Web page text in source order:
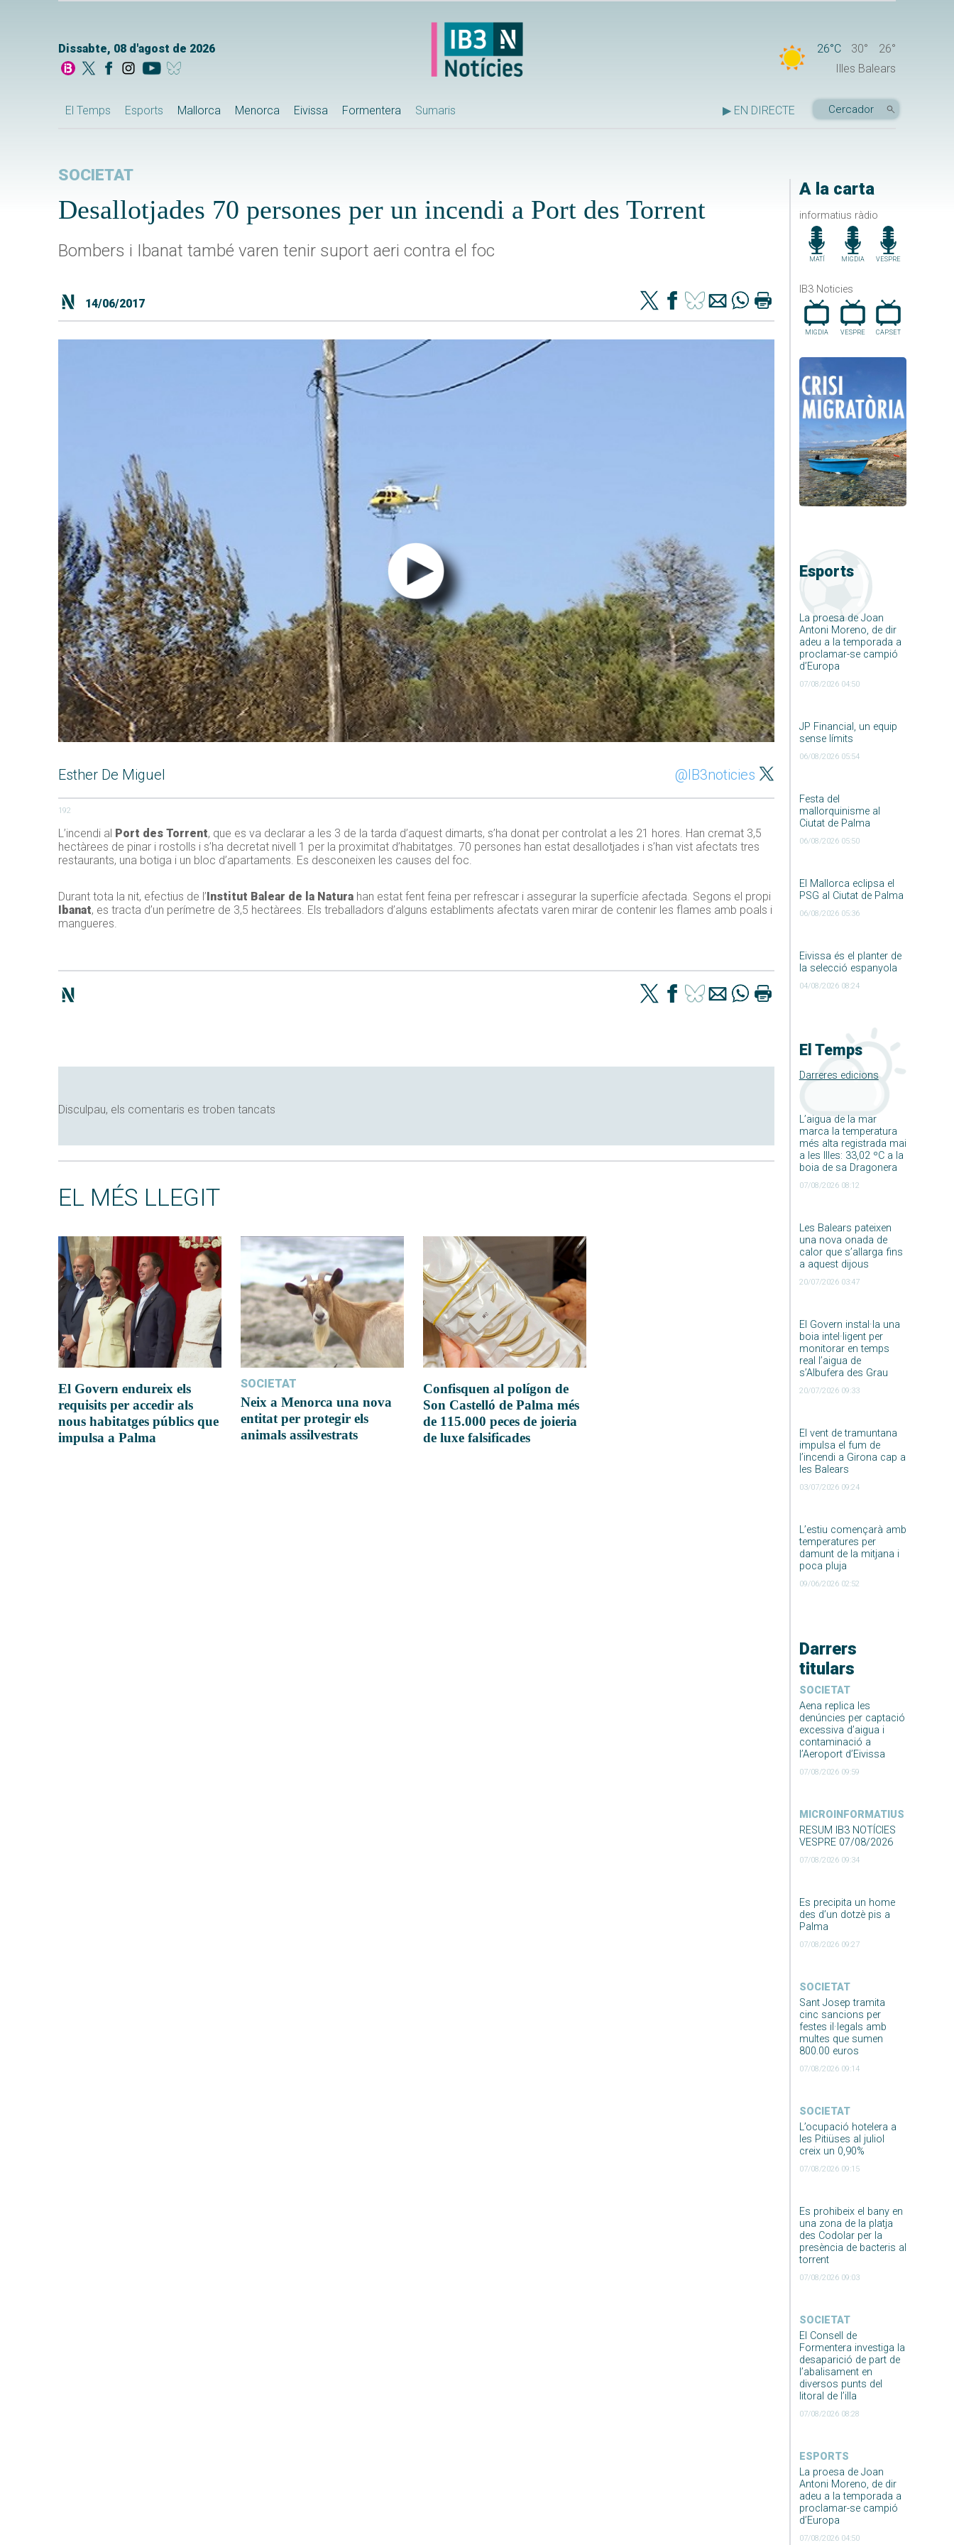
Dissabte, 08 d'agost de 2026 26°C 30°
26°
Illes Balears
El Temps Esports Mallorca Menorca Eivissa Formentera Sumaris ▶ EN DIRECTE
A la carta
informatius ràdio
MATÍ MIGDIA VESPRE
IB3 Noticies
MIGDIA VESPRE CAP.SET
Esports
La proesa de Joan
Antoni Moreno, de dir
adeu a la temporada a
proclamar-se campió
d’Europa
07/08/2026 04:50
JP Financial, un equip
sense límits
06/08/2026 05:54
Festa del
mallorquinisme al
Ciutat de Palma
06/08/2026 05:50
El Mallorca eclipsa el
PSG al Ciutat de Palma
06/08/2026 05:36
Eivissa és el planter de
la selecció espanyola
04/08/2026 08:24
El Temps
Darreres edicions
L’aigua de la mar
marca la temperatura
més alta registrada mai
a les Illes: 33,02 ºC a la
boia de sa Dragonera
07/08/2026 08:12
Les Balears pateixen
una nova onada de
calor que s’allarga fins
a aquest dijous
20/07/2026 03:47
El Govern instal·la una
boia intel·ligent per
monitorar en temps
real l’aigua de
s’Albufera des Grau
20/07/2026 09:33
El vent de tramuntana
impulsa el fum de
l’incendi a Girona cap a
les Balears
03/07/2026 09:24
L’estiu començarà amb
temperatures per
damunt de la mitjana i
poca pluja
09/06/2026 02:52
Darrers
titulars
SOCIETAT
Aena replica les
denúncies per captació
excessiva d’aigua i
contaminació a
l’Aeroport d’Eivissa
07/08/2026 09:59
MICROINFORMATIUS
RESUM IB3 NOTÍCIES
VESPRE 07/08/2026
07/08/2026 09:34
Es precipita un home
des d’un dotzè pis a
Palma
07/08/2026 09:27
SOCIETAT
Sant Josep tramita
cinc sancions per
festes il·legals amb
multes que sumen
800.00 euros
07/08/2026 09:14
SOCIETAT
L’ocupació hotelera a
les Pitiüses al juliol
creix un 0,90%
07/08/2026 09:15
Es prohibeix el bany en
una zona de la platja
des Codolar per la
presència de bacteris al
torrent
07/08/2026 09:03
SOCIETAT
El Consell de
Formentera investiga la
desaparició de part de
l’abalisament en
diversos punts del
litoral de l’illa
07/08/2026 08:28
ESPORTS
La proesa de Joan
Antoni Moreno, de dir
adeu a la temporada a
proclamar-se campió
d’Europa
07/08/2026 04:50
SOCIETAT
Desallotjades 70 persones per un incendi a Port des Torrent
Bombers i Ibanat també varen tenir suport aeri contra el foc
14/06/2017
Esther De Miguel @IB3noticies
192
L’incendi al Port des Torrent, que es va declarar a les 3 de la tarda d’aquest dimarts, s’ha donat per controlat a les 21 hores. Han cremat 3,5
hectàrees de pinar i rostolls i s’ha decretat nivell 1 per la proximitat d’habitatges. 70 persones han estat desallotjades i s’han vist afectats tres
restaurants, una botiga i un bloc d’apartaments. Es desconeixen les causes del foc.
Durant tota la nit, efectius de l’ Institut Balear de la Natura han estat fent feina per refrescar i assegurar la superfície afectada. Segons el propi
Ibanat, es tracta d’un perímetre de 3,5 hectàrees. Els treballadors d’alguns establiments afectats varen mirar de contenir les flames amb poals i
mangueres.
Disculpau, els comentaris es troben tancats
EL MÉS LLEGIT
El Govern endureix els
requisits per accedir als
nous habitatges públics que
impulsa a Palma
SOCIETAT
Neix a Menorca una nova
entitat per protegir els
animals assilvestrats
Confisquen al polígon de
Son Castelló de Palma més
de 115.000 peces de joieria
de luxe falsificades